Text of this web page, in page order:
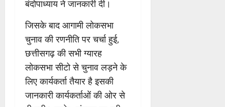
बंदोपाध्याय ने जानकारी दी।
जिसके बाद आगामी लोकसभा
चुनाव की रणनीति पर चर्चा हुई,
छत्तीसगढ़ की सभी ग्यारह
लोकसभा सीटो से चुनाव लड़ने के
लिए कार्यकर्ता तैयार है इसकी
जानकारी कार्यकर्ताओं की ओर से